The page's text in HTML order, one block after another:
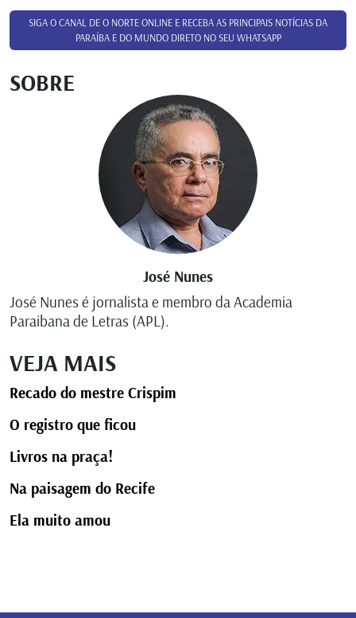
SIGA O CANAL DE O NORTE ONLINE E RECEBA AS PRINCIPAIS NOTÍCIAS DA
PARAÍBA E DO MUNDO DIRETO NO SEU WHATSAPP
SOBRE
José Nunes
José Nunes é jornalista e membro da Academia
Paraibana de Letras (APL).
VEJA MAIS
Recado do mestre Crispim
O registro que ficou
Livros na praça!
Na paisagem do Recife
Ela muito amou